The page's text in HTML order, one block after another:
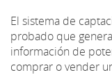
El sistema de
probado que
información de
comprar o vender